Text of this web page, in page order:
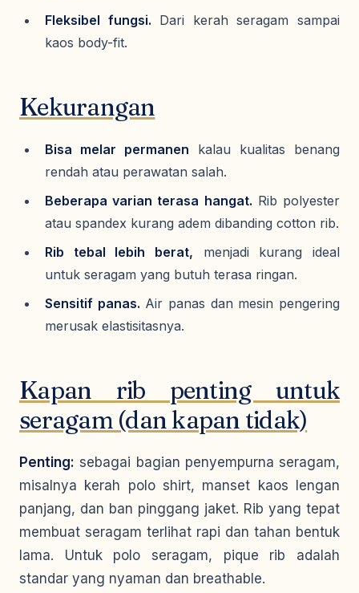
Fleksibel fungsi. Dari kerah seragam sampai
kaos body-fit.
Kekurangan
Bisa melar permanen kalau kualitas benang
rendah atau perawatan salah.
Beberapa varian terasa hangat. Rib polyester
atau spandex kurang adem dibanding cotton rib.
Rib tebal lebih berat, menjadi kurang ideal
untuk seragam yang butuh terasa ringan.
Sensitif panas. Air panas dan mesin pengering
merusak elastisitasnya.
Kapan rib penting untuk
seragam (dan kapan tidak)
Penting: sebagai bagian penyempurna seragam,
misalnya kerah polo shirt, manset kaos lengan
panjang, dan ban pinggang jaket. Rib yang tepat
membuat seragam terlihat rapi dan tahan bentuk
lama. Untuk polo seragam, pique rib adalah
standar yang nyaman dan breathable.